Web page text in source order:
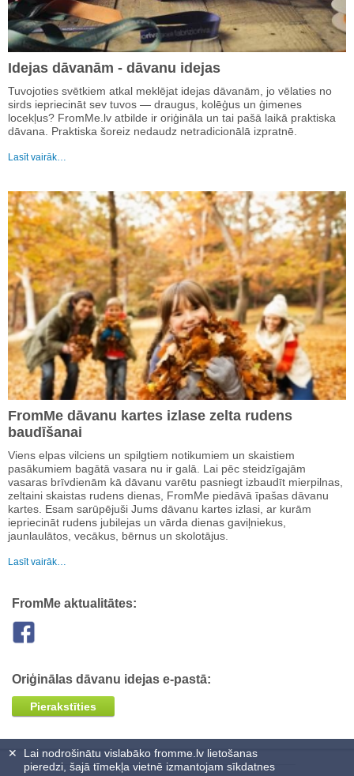
Idejas dāvanām - dāvanu idejas
Tuvojoties svētkiem atkal meklējat idejas dāvanām, jo vēlaties no
sirds iepriecināt sev tuvos — draugus, kolēģus un ģimenes
locekļus? FromMe.lv atbilde ir oriģināla un tai pašā laikā praktiska
dāvana. Praktiska šoreiz nedaudz netradicionālā izpratnē.
Lasīt vairāk…
FromMe dāvanu kartes izlase zelta rudens
baudīšanai
Viens elpas vilciens un spilgtiem notikumiem un skaistiem
pasākumiem bagātā vasara nu ir galā. Lai pēc steidzīgajām
vasaras brīvdienām kā dāvanu varētu pasniegt izbaudīt mierpilnas,
zeltaini skaistas rudens dienas, FromMe piedāvā īpašas dāvanu
kartes. Esam sarūpējuši Jums dāvanu kartes izlasi, ar kurām
iepriecināt rudens jubilejas un vārda dienas gaviļniekus,
jaunlaulātos, vecākus, bērnus un skolotājus.
Lasīt vairāk…
FromMe aktualitātes:
Oriģinālas dāvanu idejas e-pastā:
Pierakstīties
Lai nodrošinātu vislabāko fromme.lv lietošanas
pieredzi, šajā tīmekļa vietnē izmantojam sīkdatnes
✕